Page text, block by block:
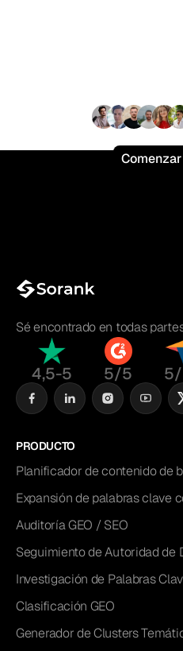
Sé encontrado en todas
4,5-5 5/5
PRODUCTO
Planificador de contenido de
Expansión de palabras clave
Auditoría GEO / SEO
Seguimiento de Autoridad de
Investigación de Palabras
Clasificación GEO
Generador de Clusters